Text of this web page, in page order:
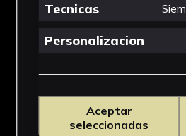
Tecnicas
Personalizacion
Aceptar
seleccionadas